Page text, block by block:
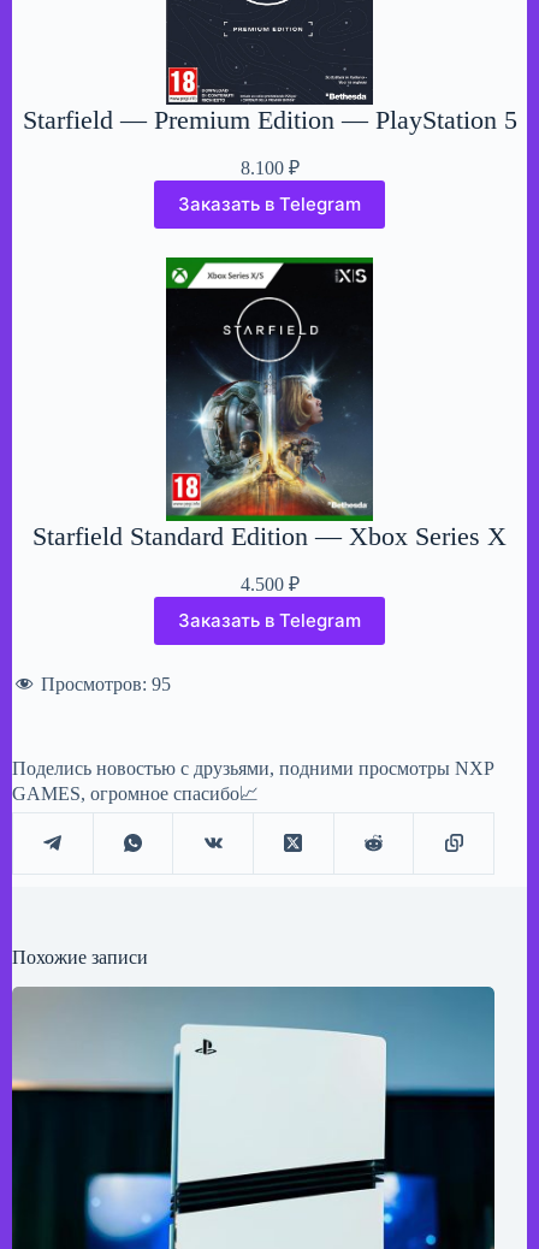
Starfield — Premium Edition — PlayStation 5
8.100 ₽
Заказать в Telegram
Starfield Standard Edition — Xbox Series X
4.500 ₽
Заказать в Telegram
Просмотров: 95
Поделись новостью с друзьями, подними просмотры NXP
GAMES, огромное спасибо📈
Похожие записи